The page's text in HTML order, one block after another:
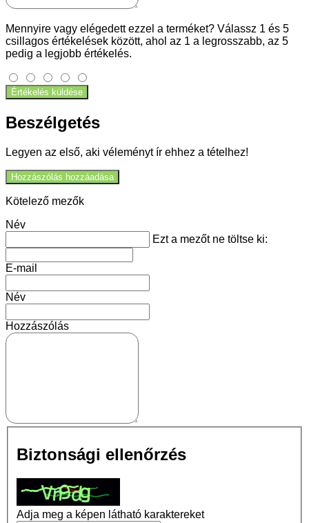
Mennyire vagy elégedett ezzel a terméket? Válassz 1 és 5
csillagos értékelések között, ahol az 1 a legrosszabb, az 5
pedig a legjobb értékelés.
Értékelés küldése
Beszélgetés
Legyen az első, aki véleményt ír ehhez a tételhez!
Hozzászólás hozzáadása
Kötelező mezők
Név
Ezt a mezőt ne töltse ki:
E-mail
Név
Hozzászólás
Biztonsági ellenőrzés
Adja meg a képen látható karaktereket